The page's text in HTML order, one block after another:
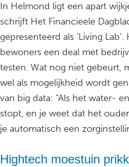
In Helmond ligt een apart
schrijft Het Financieele
gepresenteerd als ‘Living
bewoners een deal met
testen. Wat nog niet gebeurt,
wel als mogelijkheid wordt
van big data: “Als het water-
stopt, en je weet dat het
je automatisch een
Hightech moestuin